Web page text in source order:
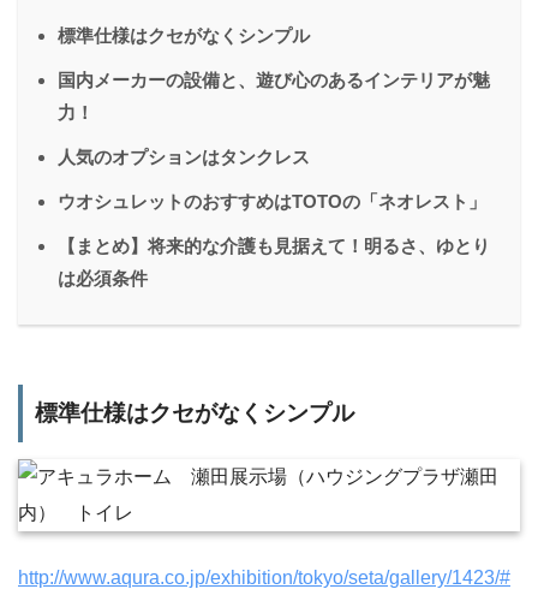
標準仕様はクセがなくシンプル
国内メーカーの設備と、遊び心のあるインテリアが魅
力！
人気のオプションはタンクレス
ウオシュレットのおすすめはTOTOの「ネオレスト」
【まとめ】将来的な介護も見据えて！明るさ、ゆとり
は必須条件
標準仕様はクセがなくシンプル
http://www.aqura.co.jp/exhibition/tokyo/seta/gallery/1423/#